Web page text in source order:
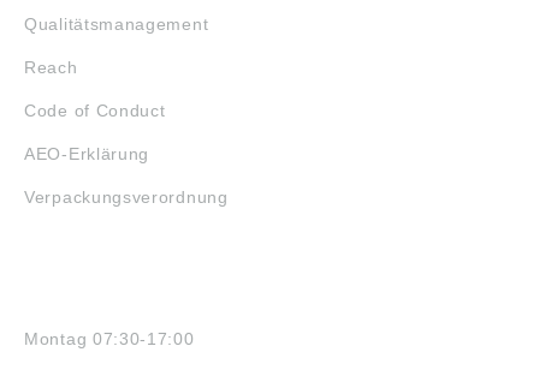
Qualitätsmanagement
Reach
Code of Conduct
AEO-Erklärung
Verpackungsverordnung
Montag 07:30-17:00